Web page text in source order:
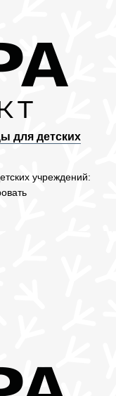
для детских
учреждений: